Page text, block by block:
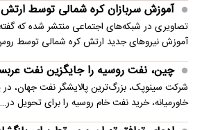
آموزش سربازان کره شمالی توسط
تصاویری در شبکه‌های اجتماعی منتشر شده که
آموزش نیروهای جدید ارتش کره شمالی توسط
چین، نفت روسیه را جایگزین نفت
شرکت سینوپک، بزرگ‌ترین پالایشگر نفت جهان،
خاورمیانه، خرید نفت خام روسیه را برای تحویل در…